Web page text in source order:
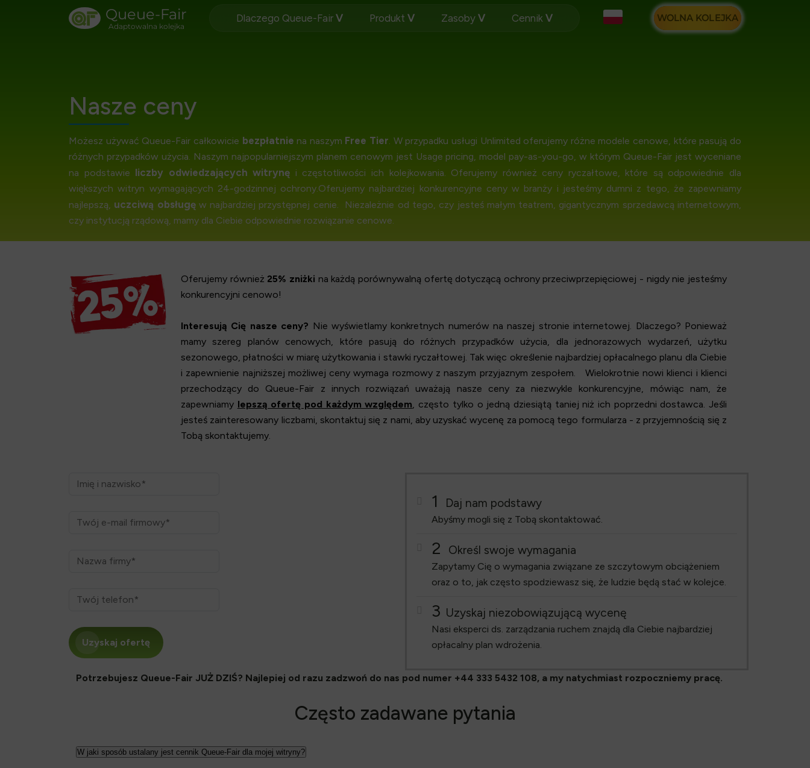
Queue-Fair
Adaptowalna kolejka
Dlaczego Queue-Fair Produkt Zasoby Cennik WOLNA KOLEJKA
Nasze ceny
Możesz używać Queue-Fair całkowicie bezpłatnie na naszym Free Tier . W przypadku usługi Unlimited oferujemy różne modele cenowe, które pasują do
różnych przypadków użycia. Naszym najpopularniejszym planem cenowym jest Usage pricing, model pay-as-you-go, w którym Queue-Fair jest wyceniane
na podstawie liczby odwiedzających witrynę i częstotliwości ich kolejkowania. Oferujemy również ceny ryczałtowe, które są odpowiednie dla
większych witryn wymagających 24-godzinnej ochrony.Oferujemy najbardziej konkurencyjne ceny w branży i jesteśmy dumni z tego, że zapewniamy
najlepszą, uczciwą obsługęw najbardziej przystępnej cenie. Niezależnie od tego, czy jesteś małym teatrem, gigantycznym sprzedawcą internetowym,
czy instytucją rządową, mamy dla Ciebie odpowiednie rozwiązanie cenowe.
Oferujemy również 25% zniżki na każdą porównywalną ofertę dotyczącą ochrony przeciwprzepięciowej - nigdy nie jesteśmy
konkurencyjni cenowo!
Interesują Cię nasze ceny? Nie wyświetlamy konkretnych numerów na naszej stronie internetowej. Dlaczego? Ponieważ
mamy szereg planów cenowych, które pasują do różnych przypadków użycia, dla jednorazowych wydarzeń, użytku
sezonowego, płatności w miarę użytkowania i stawki ryczałtowej. Tak więc określenie najbardziej opłacalnego planu dla Ciebie
i zapewnienie najniższej możliwej ceny wymaga rozmowy z naszym przyjaznym zespołem. Wielokrotnie nowi klienci i klienci
przechodzący do Queue-Fair z innych rozwiązań uważają nasze ceny za niezwykle konkurencyjne, mówiąc nam, że
zapewniamy lepszą ofertę pod każdym względem, często tylko o jedną dziesiątą taniej niż ich poprzedni dostawca. Jeśli
jesteś zainteresowany liczbami, skontaktuj się z nami, aby uzyskać wycenę za pomocą tego formularza - z przyjemnością się z
Tobą skontaktujemy.
Uzyskaj ofertę
1 Daj nam podstawy
Abyśmy mogli się z Tobą skontaktować.
2 Określ swoje wymagania
Zapytamy Cię o wymagania związane ze szczytowym obciążeniem
oraz o to, jak często spodziewasz się, że ludzie będą stać w kolejce.
3 Uzyskaj niezobowiązującą wycenę
Nasi eksperci ds. zarządzania ruchem znajdą dla Ciebie najbardziej
opłacalny plan wdrożenia.
Potrzebujesz Queue-Fair JUŻ DZIŚ? Najlepiej od razu zadzwoń do nas pod numer +44 333 5432 108, a my natychmiast rozpoczniemy pracę.
Często zadawane pytania
W jaki sposób ustalany jest cennik Queue-Fair dla mojej witryny?